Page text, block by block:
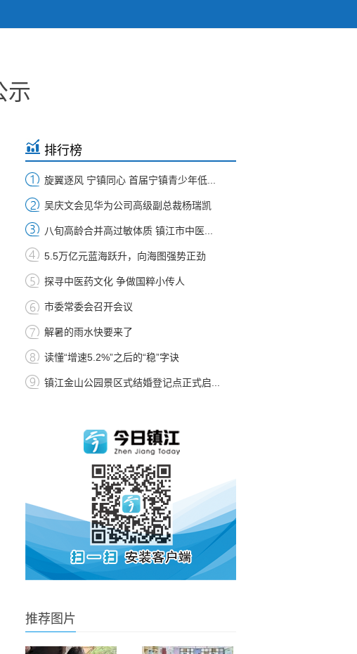
示
排行榜
旋翼逐风 宁镇同心 首届宁镇青少年低...
吴庆文会见华为公司高级副总裁杨瑞凯
八旬高龄合并高过敏体质 镇江市中医...
5.5万亿元蓝海跃升，向海图强势正劲
探寻中医药文化 争做国粹小传人
市委常委会召开会议
解暑的雨水快要来了
读懂“增速5.2%”之后的“稳”字诀
镇江金山公园景区式结婚登记点正式启...
推荐图片